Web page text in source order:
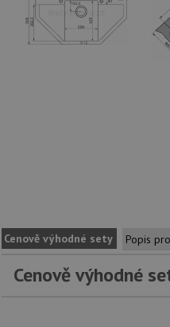
Cenově výhodné sety Popis
Cenově výhodné